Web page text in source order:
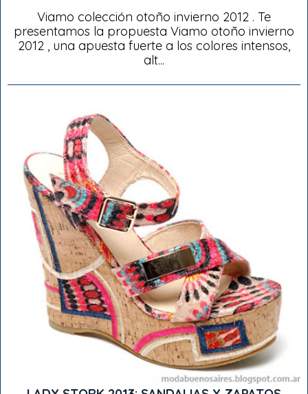
Viamo colección otoño invierno 2012 . Te
presentamos la propuesta Viamo otoño invierno
2012 , una apuesta fuerte a los colores intensos,
alt...